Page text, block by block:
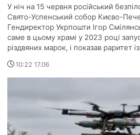
У ніч на 15 червня російський
Свято-Успенський собор Києво-
Гендиректор Укрпошти Ігор
саме в цьому храмі у 2023 році
різдвяних марок, і показав раритет
10:22 17.06